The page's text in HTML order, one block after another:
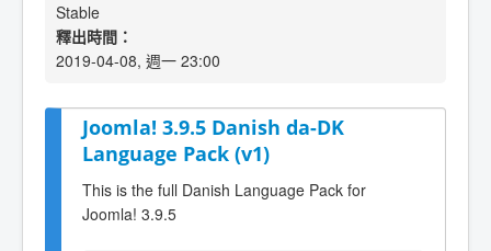
Stable
釋出時間：
2019-04-08, 週一 23:00
Joomla! 3.9.5 Danish da-DK
Language Pack (v1)
This is the full Danish Language Pack for
Joomla! 3.9.5